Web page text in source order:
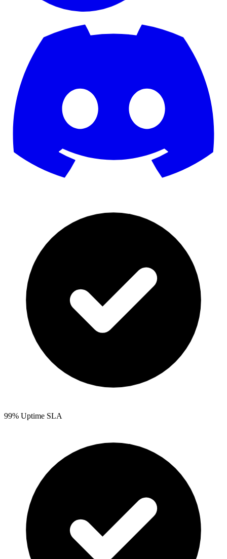
99% Uptime SLA